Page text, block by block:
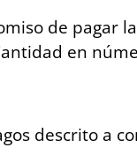
de pagar
en
descrito a